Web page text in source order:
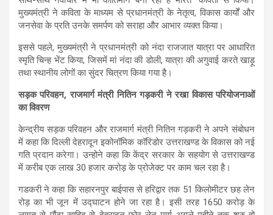
मुख्यमंत्री ने कविता के माध्यम से प्रधानमंत्री के नेतृत्व, विकास कार्यों और
जनसेवा के प्रति उनके समर्पण को सराहा और आभार व्यक्त किया।
इससे पहले, मुख्यमंत्री ने प्रधानमंत्री को नंदा राजजात यात्रा पर आधारित
स्मृति चिन्ह भेंट किया, जिसमें मां नंदा की डोली, यात्रा की अगुवाई करते खाड़ू
तथा स्थानीय लोगों का सुंदर चित्रण किया गया है।
सड़क परिवहन, राजमार्ग मंत्री नितिन गड़करी ने रखा विकास परियोजनाओं
का विवरण
केन्द्रीय सड़क परिवहन और राजमार्ग मंत्री नितिन गड़करी ने अपने संबोधन
में कहा कि दिल्ली देहरादून इकोनॉमिक कॉरिडोर उत्तराखण्ड के विकास को नई
गति प्रदान करेगा। उन्होने कहा कि केंद्र सरकार के सहयोग से उत्तराखण्ड
में करीब एक लाख 30 हजार करोड़ के प्रोजेक्ट पर काम चल रहा है।
गडकरी ने कहा कि सहारनपुर बाईपास से हरिद्वार तक 51 किलोमीटर छह लेन
रोड़ का भी जून में उद्घाटन होने जा रहा है। इसी तरह 1650 करोड़ के